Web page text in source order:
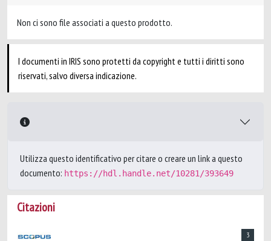
Non ci sono file associati a questo prodotto.
I documenti in IRIS sono protetti da copyright e tutti i diritti sono
riservati, salvo diversa indicazione.
Utilizza questo identificativo per citare o creare un link a questo
documento: https://hdl.handle.net/10281/393649
Citazioni
3